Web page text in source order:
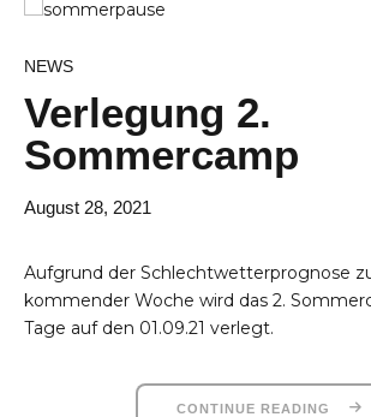
NEWS
Verlegung 2.
Sommercamp
August 28, 2021
Aufgrund der Schlechtwetterprognose
kommender Woche wird das 2.
Tage auf den 01.09.21 verlegt.
CONTINUE READING